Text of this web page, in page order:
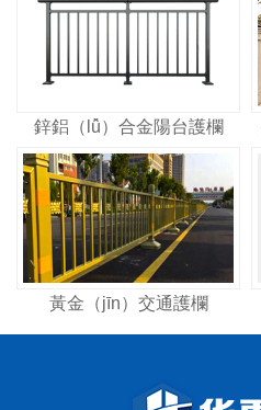
鋅鋁（lǚ）合金陽台護欄
黃金（jīn）交通護欄